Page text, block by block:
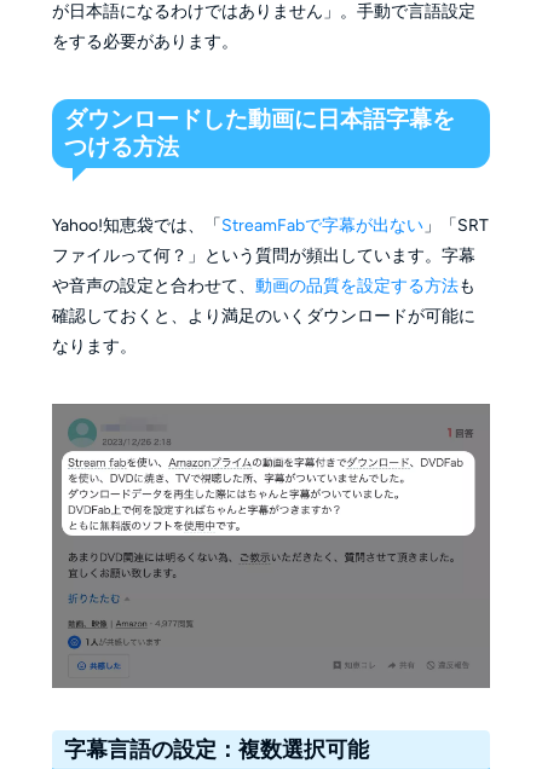
が日本語になるわけではありません」。手動で言語設定
をする必要があります。
ダウンロードした動画に日本語字幕を
つける方法
Yahoo!知恵袋では、 「StreamFabで字幕が出ない」
「SRT
ファイルって何？」という質問が頻出しています。 字幕
や音声の設定と合わせて、 動画の品質を設定する方法も
確認しておくと、より満足のいくダウンロードが可能に
なります。
字幕言語の設定：複数選択可能